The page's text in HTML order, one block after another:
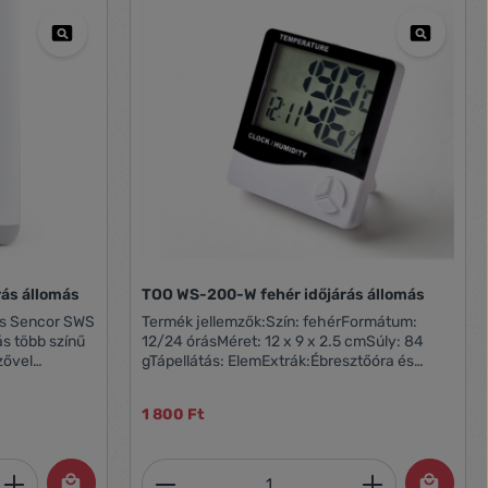
vagy használja a gombokat a
állomás
Sencor SWS
több színű
Adja meg a kívánt mennyiséget, vagy
TOO WS-200-W fehér időjárás állomás
Termék jellemzők:Szín: fehérFormátum:
12/24 órásMéret: 12 x 9 x 2.5 cmSúly: 84
gTápellátás: ElemExtrák:Ébresztőóra és
mérési tartomány: -10°C (-14°F) ~ 50°C
tartomány: 10% ~ 99% RHTápellátás: 1 x AAA
elem (tartozék) Doboz tartalma: WS-200-W
1 800 Ft
Termékmennyiség: Adja